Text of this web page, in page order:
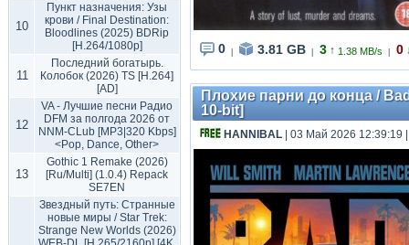
10
Пункт назначения: Узы
крови / Final Destination:
Bloodlines (2025) BDRip
[H.264/1080p]
11
Последний богатырь.
Колобок (2026) TS [H.264]
[AD]
12
VA - Лучшие песни Радио
DFM за полгода 2026 от
NNM-CLub [MP3|320 Kbps]
<Pop, Dance, Other>
13
Gothic 1 Remake (2026)
[Ru/Multi] (1.0.4) Repack
SE7EN
Звездный путь: Странные
новые миры / Star Trek:
Strange New Worlds (2026)
0 3.81 GB 3 ↑ 1.38 MB/s 0
Плохие парни до конца /
10-bit]
HANNIBAL | 03 Май 2026 12:39:19